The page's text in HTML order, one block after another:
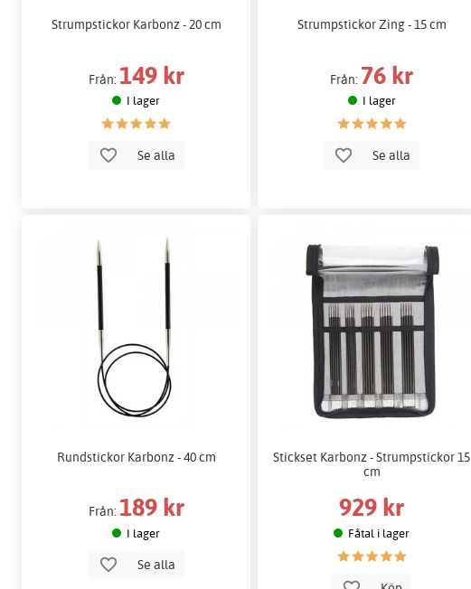
Strumpstickor Karbonz - 20 cm
Från: 149 kr
I lager
Se alla
Strumpstickor Zing - 15 cm
Från: 76 kr
I lager
Se alla
Rundstickor Karbonz - 40 cm
Från: 189 kr
I lager
Se alla
Stickset Karbonz - Strumpstickor 15
cm
929 kr
Fåtal i lager